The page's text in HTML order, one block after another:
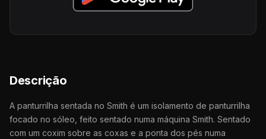
Descrição
A panturrilha sentada no Smith é um isolamento de panturrilha
focado no sóleo, feito sentado numa máquina Smith. Sentado
com um coxim sobre as coxas e a ponta dos pés numa